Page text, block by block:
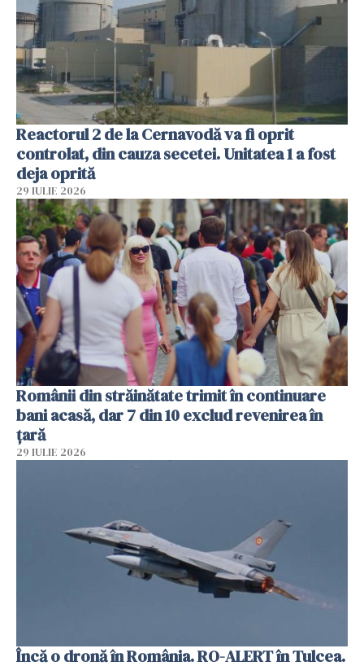
Reactorul 2 de la Cernavodă va fi oprit
controlat, din cauza secetei. Unitatea 1 a fost
deja oprită
29 IULIE 2026
Românii din străinătate trimit în continuare
bani acasă, dar 7 din 10 exclud revenirea în
țară
29 IULIE 2026
Încă o dronă în România. RO-ALERT în Tulcea.